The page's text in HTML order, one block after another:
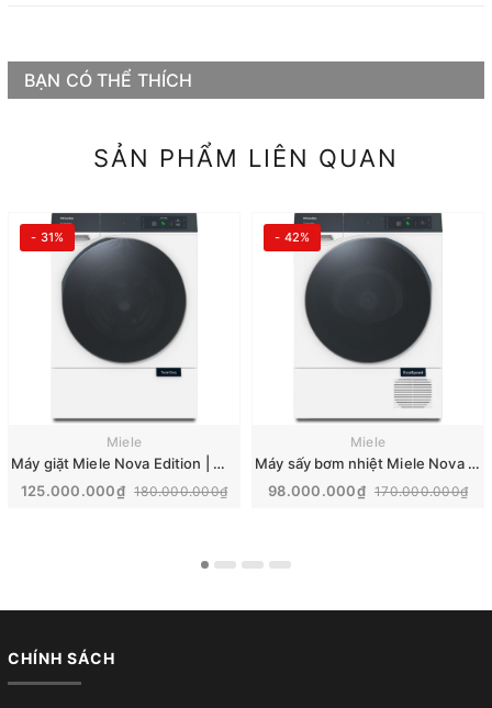
BẠN CÓ THỂ THÍCH
SẢN PHẨM LIÊN QUAN
- 31%
Miele
Máy giặt Miele Nova Edition | WQ 1200 WPS
125.000.000₫ 180.000.000₫
- 42%
Miele
Máy sấy bơm nhiệt Miele Nova Edition | TQ 1000 WP
98.000.000₫ 170.000.000₫
CHÍNH SÁCH